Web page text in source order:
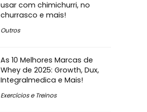
usar com chimichurri, no
churrasco e mais!
Outros
As 10 Melhores Marcas de
Whey de 2025: Growth, Dux,
Integralmedica e Mais!
Exercícios e Treinos